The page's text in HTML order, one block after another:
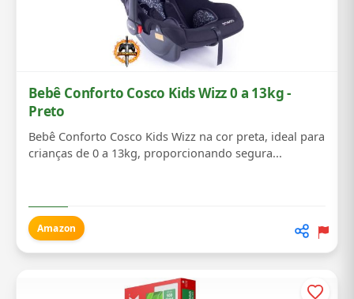
Bebê Conforto Cosco Kids Wizz 0 a 13kg -
Preto
Bebê Conforto Cosco Kids Wizz na cor preta, ideal para
crianças de 0 a 13kg, proporcionando segura...
Amazon